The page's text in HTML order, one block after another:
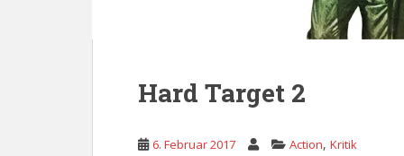
Hard Target 2
6. Februar 2017 Action, Kritik